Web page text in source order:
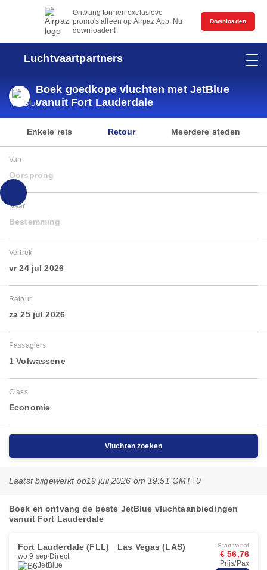
Ontvang tonnen exclusieve
promo's alleen op Airpaz App. Nu
downloaden!
Downloaden
Luchtvaartpartners
Boek goedkope vluchten met JetBlue
vanuit Fort Lauderdale
Enkele reis Retour Meerdere steden
Van
Oorsprong
Naar
Bestemming
Vertrek
vr 24 jul 2026
Retour
za 25 jul 2026
Passagiers
1 Volwassene
Class
Economie
Vluchten zoeken
Laatst bijgewerkt op19 juli 2026 om 19:51 GMT+0
Boek en ontvang de beste JetBlue vluchtaanbiedingen
vanuit Fort Lauderdale
Fort Lauderdale (FLL) Las Vegas (LAS)
wo 9 sep Direct
JetBlue
Start vanaf
€ 56,76
Prijs/Pax